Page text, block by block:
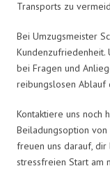
Transports zu
Bei Umzugsmeister
bei Fragen und
reibungslosen Ablauf
Kontaktiere uns noch
Beiladungsoption von
freuen uns darauf,
stressfreien Start am